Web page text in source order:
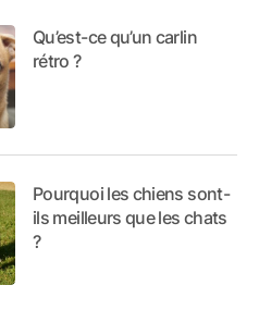
Qu’est-ce qu’un carlin
rétro ?
Pourquoi les chiens sont-
ils meilleurs que les chats
?